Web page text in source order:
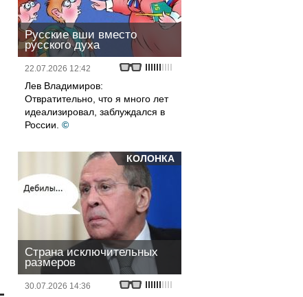
Русские вши вместо
русского духа
22.07.2026 12:42
Лев Владимиров:
Отвратительно, что я много лет
идеализировал, заблуждался в
России. ©
КОЛОНКА
Страна исключительных
размеров
30.07.2026 14:36